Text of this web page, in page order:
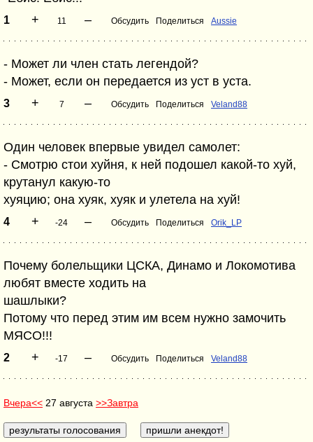
1 + 11 – Обсудить Поделиться Aussie
- Может ли член стать легендой?
- Может, если он передается из уст в уста.
3 + 7 – Обсудить Поделиться Veland88
Один человек впервые увидел самолет:
- Смотрю стои хуйня, к ней подошел какой-то хуй,
крутанул какую-то
хуяцию; она хуяк, хуяк и улетела на хуй!
4 + -24 – Обсудить Поделиться Orik_LP
Почему болельщики ЦСКА, Динамо и Локомотива
любят вместе ходить на
шашлыки?
Потому что перед этим им всем нужно замочить
МЯСО!!!
2 + -17 – Обсудить Поделиться Veland88
Вчера<< 27 августа >>Завтра